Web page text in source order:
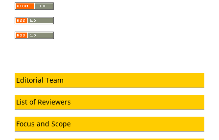
Editorial Team
List of Reviewers
Focus and Scope